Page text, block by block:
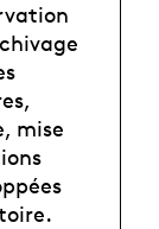
mise